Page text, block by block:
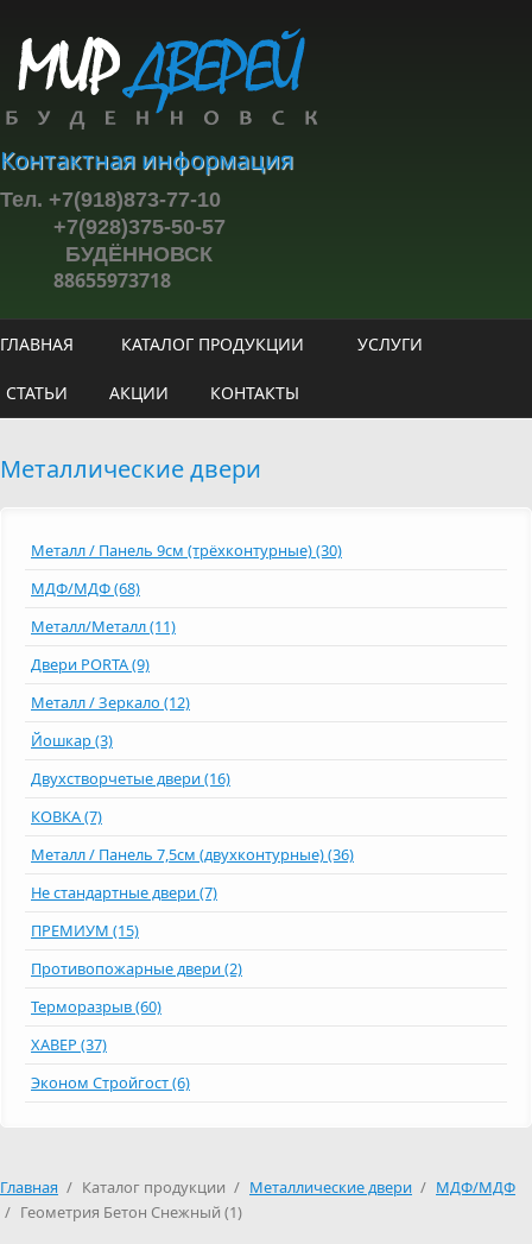
Контактная информация
Тел. +7(918)873-77-10
+7(928)375-50-57
БУДЁННОВСК
88655973718
ГЛАВНАЯ КАТАЛОГ ПРОДУКЦИИ УСЛУГИ
СТАТЬИ АКЦИИ КОНТАКТЫ
Металлические двери
Металл / Панель 9см (трёхконтурные) (30)
МДФ/МДФ (68)
Металл/Металл (11)
Двери PORTA (9)
Металл / Зеркало (12)
Йошкар (3)
Двухстворчетые двери (16)
КОВКА (7)
Металл / Панель 7,5см (двухконтурные) (36)
Не стандартные двери (7)
ПРЕМИУМ (15)
Противопожарные двери (2)
Терморазрыв (60)
ХАВЕР (37)
Эконом Стройгост (6)
Главная / Каталог продукции / Металлические двери / МДФ/МДФ
/ Геометрия Бетон Снежный (1)